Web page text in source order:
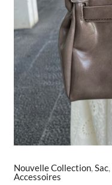
Nouvelle Collection,Sac,
Accessoires